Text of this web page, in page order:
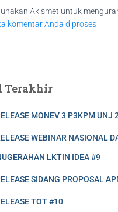
Akismet untuk
komentar Anda diproses
Terakhir
MONEV 3 P3KPM UNJ
WEBINAR NASIONAL
LKTIN IDEA #9
SIDANG PROPOSAL
TOT #10